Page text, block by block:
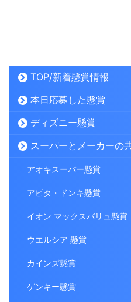
TOP/新着懸賞情報
本日応募した懸賞
ディズニー懸賞
スーパーとメーカーの
アオキスーパー懸賞
アピタ・ドンキ懸賞
イオン マックスバリュ懸賞
ウエルシア 懸賞
カインズ懸賞
ゲンキー懸賞